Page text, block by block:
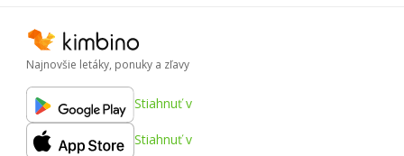
Najnovšie letáky, ponuky a zľavy
Stiahnuť v
Stiahnuť v